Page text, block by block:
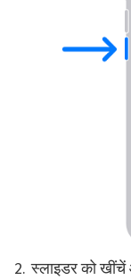
स्लाइडर को खींचें